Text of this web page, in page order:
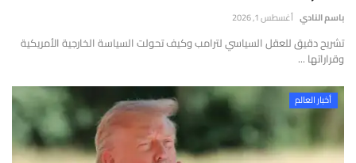
تقارير
دقيقة
وموثوقة
إلى
التحليل
والتحقق
باسم النادي أغسطس 1, 2026
تشريح دقيق للعقل السياسي لترامب وكيف تحولت السياسة الخارجية الأمريكية
وقراراتها ...
أخبار العالم